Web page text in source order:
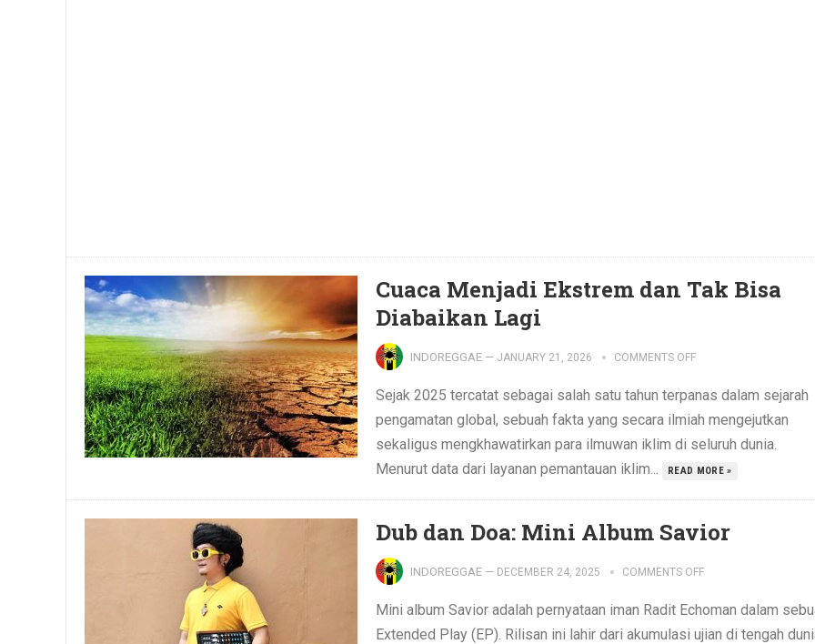
Cuaca Menjadi Ekstrem dan Tak Bisa
Diabaikan Lagi
INDOREGGAE — JANUARY 21, 2026 COMMENTS OFF
Sejak 2025 tercatat sebagai salah satu tahun terpanas dalam sejarah
pengamatan global, sebuah fakta yang secara ilmiah mengejutkan
sekaligus mengkhawatirkan para ilmuwan iklim di seluruh dunia.
Menurut data dari layanan pemantauan iklim...
READ MORE »
Dub dan Doa: Mini Album Savior
INDOREGGAE — DECEMBER 24, 2025 COMMENTS OFF
Mini album Savior adalah pernyataan iman Radit Echoman dalam
Extended Play (EP). Rilisan ini lahir dari akumulasi ujian di tengah